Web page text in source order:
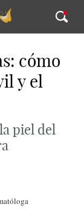
cómo
y el
piel del